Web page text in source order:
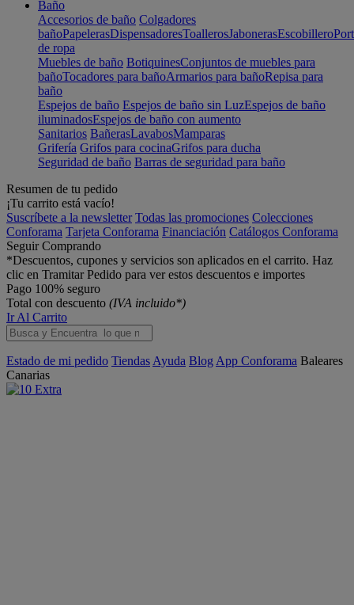
Baño
Accesorios de baño Colgadores
bañoPapelerasDispensadoresToallerosJabonerasEscobillero
de ropa
Muebles de baño BotiquinesConjuntos de muebles para
bañoTocadores para bañoArmarios para bañoRepisa para
baño
Espejos de baño Espejos de baño sin LuzEspejos de baño
iluminadosEspejos de baño con aumento
Sanitarios BañerasLavabosMamparas
Grifería Grifos para cocinaGrifos para ducha
Seguridad de baño Barras de seguridad para baño
Resumen de tu pedido
¡Tu carrito está vacío!
Suscríbete a la newsletter Todas las promociones Colecciones
Conforama Tarjeta Conforama Financiación Catálogos Conforama
Seguir Comprando
*Descuentos, cupones y servicios son aplicados en el carrito. Haz
clic en Tramitar Pedido para ver estos descuentos e importes
Pago 100% seguro
Total con descuento (IVA incluido*)
Ir Al Carrito
Estado de mi pedido Tiendas Ayuda Blog App Conforama Baleares
Canarias